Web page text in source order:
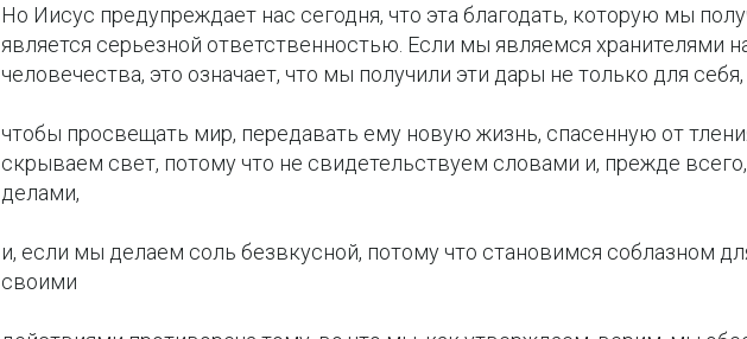
Но Иисус предупреждает нас сегодня, что эта благодать, которую мы
является серьезной ответственностью. Если мы являемся хранителями
человечества, это означает, что мы получили эти дары не только для себя,
чтобы просвещать мир, передавать ему новую жизнь, спасенную от
скрываем свет, потому что не свидетельствуем словами и, прежде
делами,
и, если мы делаем соль безвкусной, потому что становимся соблазном
своими